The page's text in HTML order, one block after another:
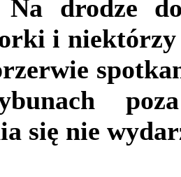
Na drodze
i
się nie